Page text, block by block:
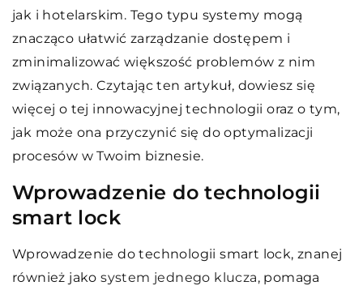
jak i hotelarskim. Tego typu systemy mogą
znacząco ułatwić zarządzanie dostępem i
zminimalizować większość problemów z nim
związanych. Czytając ten artykuł, dowiesz się
więcej o tej innowacyjnej technologii oraz o tym,
jak może ona przyczynić się do optymalizacji
procesów w Twoim biznesie.
Wprowadzenie do technologii
smart lock
Wprowadzenie do technologii smart lock, znanej
również jakosystem jednego klucza, pomaga